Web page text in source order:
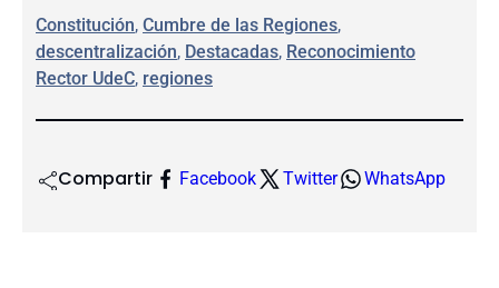
Constitución, Cumbre de las Regiones
descentralización, Destacadas, Reconocimiento
Rector UdeC, regiones
Compartir Facebook Twitter WhatsApp